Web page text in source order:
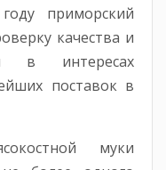
приморский
качества и
в интересах
поставок в
муки